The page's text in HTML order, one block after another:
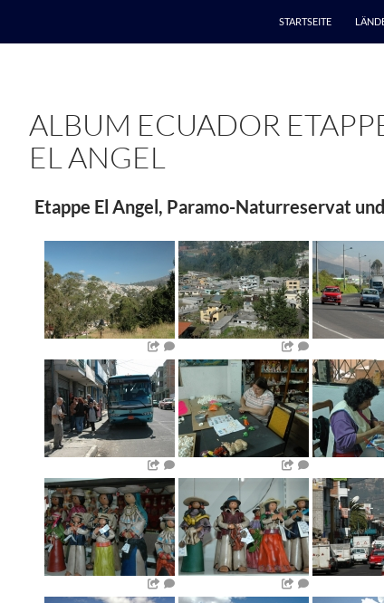
STARTSEITE
ALBUM ECUADOR
EL ANGEL
Etappe El Angel, Paramo-Naturreservat